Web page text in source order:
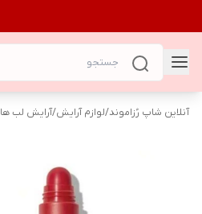
آنلاین شاپ رُزاموند/لوازم آرایش/آرایش لب ها